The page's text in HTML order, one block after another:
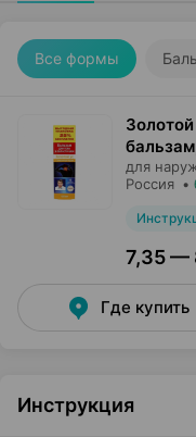
Все формы
бальзам
для
Россия •
7,35 —
Где купить
Инструкция